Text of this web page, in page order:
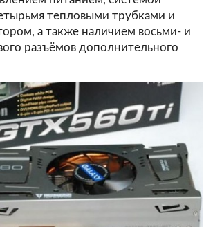
тепловыми трубками и
а также наличием восьми- и
разъёмов дополнительного